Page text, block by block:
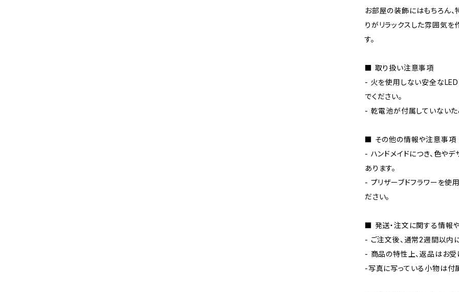
お部屋の装飾にはもちろん
りがリラックスした雰囲気を
す。
■ 取り扱い注意事項
- 火を使用しない安全なLED
でください。
- 乾電池が付属していないた
■ その他の情報や注意事項
- ハンドメイドにつき、色や
あります。
- プリザーブドフラワーを使
ださい。
■ 発送・注文に関する情報
- ご注文後、通常2週間以内
- 商品の特性上、返品はお受
-写真に写っている小物は付